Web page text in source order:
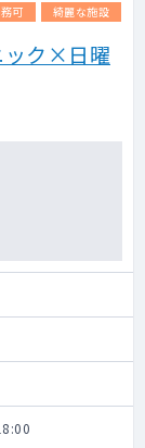
可 綺麗な施設
ック×日曜